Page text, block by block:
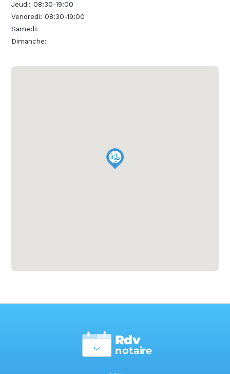
Jeudi:08:30-19:00
Vendredi:08:30-19:00
Samedi:
Dimanche:
notaire
Rdv